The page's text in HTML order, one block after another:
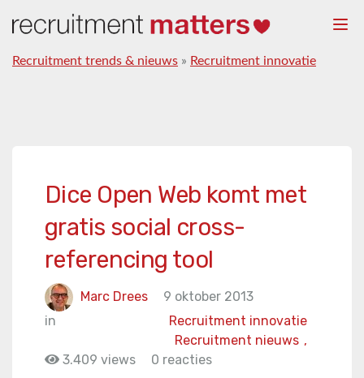
Recruitment trends & nieuws » Recruitment innovatie
Dice Open Web komt met
gratis social cross-
referencing tool
Marc Drees
9 oktober 2013
in
Recruitment innovatie
Recruitment nieuws ,
3.409 views
0 reacties